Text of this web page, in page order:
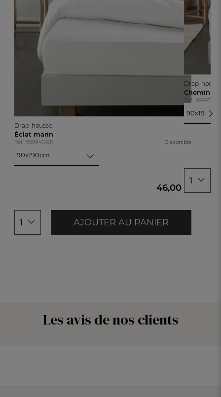
Drap-housse
Éclat marin
Réf : 999940901 Disponible
90x190cm
46,00 €
1 AJOUTER AU PANIER
Drap-
Chemin
Réf :
90x190cm
1
Les avis de nos clients